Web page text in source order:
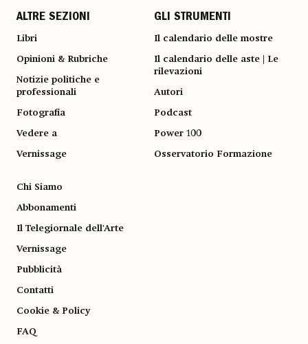
ALTRE SEZIONI
Libri
Opinioni & Rubriche
Notizie politiche e
professionali
Fotografia
Vedere a
Vernissage
GLI STRUMENTI
Il calendario delle mostre
Il calendario delle aste | Le
rilevazioni
Autori
Podcast
Power 100
Osservatorio Formazione
Chi Siamo
Abbonamenti
Il Telegiornale dell'Arte
Vernissage
Pubblicità
Contatti
Cookie & Policy
FAQ